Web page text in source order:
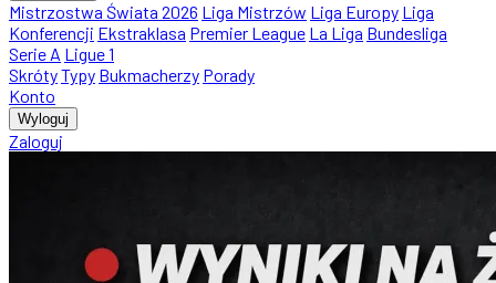
Mistrzostwa Świata 2026 Liga Mistrzów Liga Europy Liga
Konferencji Ekstraklasa Premier League La Liga Bundesliga
Serie A Ligue 1
SkrótyTypy Bukmacherzy Porady
Konto
Wyloguj
Zaloguj